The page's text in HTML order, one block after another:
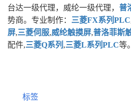
台达一级代理，威纶一级代理， 普
势商。专业制作： 三菱FX系列PLC
屏,三菱伺服,威纶触摸屏,普洛菲斯
配件,三菱Q系列 ,三菱L系列PLC等
标签